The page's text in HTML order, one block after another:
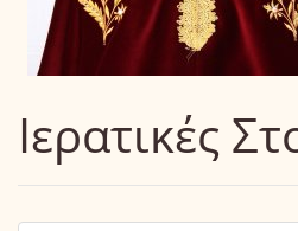
Ιερατικές